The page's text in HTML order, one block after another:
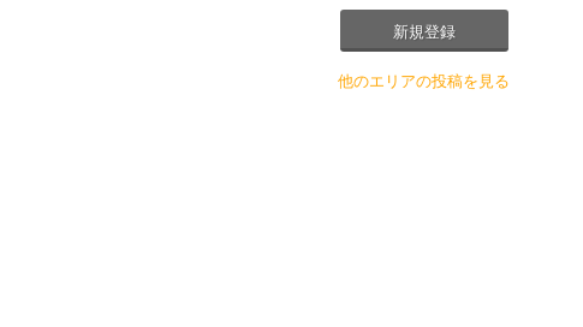
新規登録
他のエリアの投稿を見る